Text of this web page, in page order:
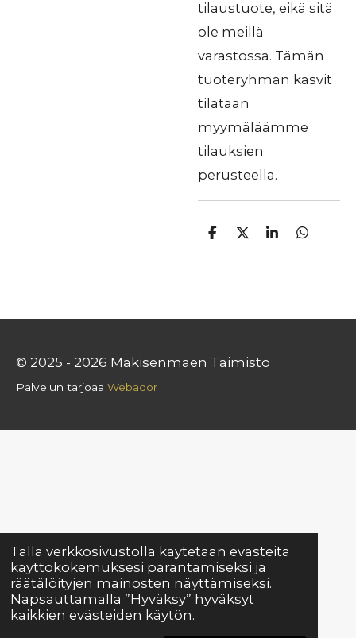
Tällä verkkosivustolla käytetään evästeitä
käyttökokemuksesi parantamiseksi ja
räätälöityjen mainosten näyttämiseksi.
Napsauttamalla ”Hyväksy” hyväksyt
kaikkien evästeiden käytön.
tilaustuote, eikä sitä
ole meillä
varastossa. Tämän
tuoteryhmän kasvit
tilataan
myymäläämme
tilauksien
perusteella.
J
J
J
J
© 2025 - 2026 Mäkisenmäen Taimisto
Palvelun tarjoaa Webador